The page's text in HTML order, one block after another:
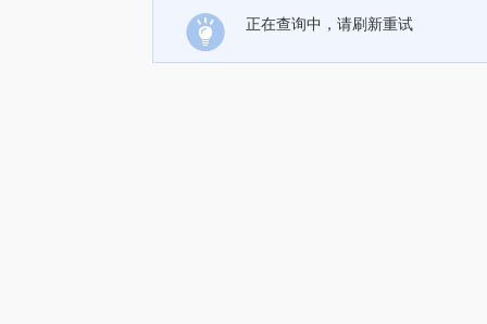
正在查询中，请刷新重试